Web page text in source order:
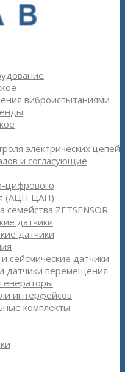
виброиспытаниями
электрических цепей
и согласующие
цифрового
(АЦП ЦАП)
ZETSENSOR
датчики
датчики
сейсмические датчики
датчики перемещения
интерфейсов
комплекты